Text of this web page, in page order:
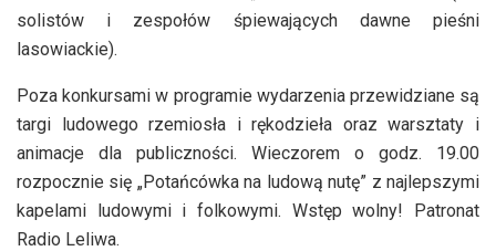
solistów i zespołów śpiewających dawne pieśni
lasowiackie).
Poza konkursami w programie wydarzenia przewidziane są
targi ludowego rzemiosła i rękodzieła oraz warsztaty i
animacje dla publiczności. Wieczorem o godz. 19.00
rozpocznie się „Potańcówka na ludową nutę” z najlepszymi
kapelami ludowymi i folkowymi. Wstęp wolny! Patronat
Radio Leliwa.